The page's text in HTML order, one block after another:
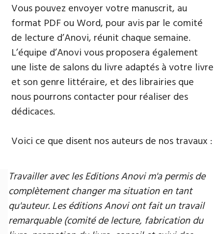
Vous pouvez envoyer votre manuscrit, au
format PDF ou Word, pour avis par le comité
de lecture d’Anovi, réunit chaque semaine.
L’équipe d’Anovi vous proposera également
une liste de salons du livre adaptés à votre livre
et son genre littéraire, et des librairies que
nous pourrons contacter pour réaliser des
dédicaces.
Voici ce que disent nos auteurs de nos travaux :
Travailler avec les Editions Anovi m'a permis de
complètement changer ma situation en tant
qu'auteur. Les éditions Anovi ont fait un travail
remarquable (comité de lecture, fabrication du